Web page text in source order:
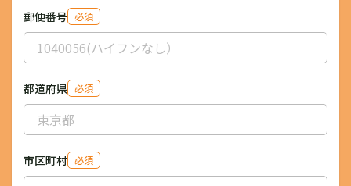
必須
郵便番号
必須
都道府県
必須
市区町村